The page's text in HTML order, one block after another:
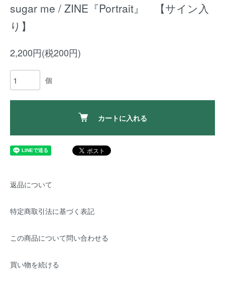
sugar me / ZINE『Portrait』 【サイン入
り】
2,200円(税200円)
個
カートに入れる
返品について
特定商取引法に基づく表記
この商品について問い合わせる
買い物を続ける